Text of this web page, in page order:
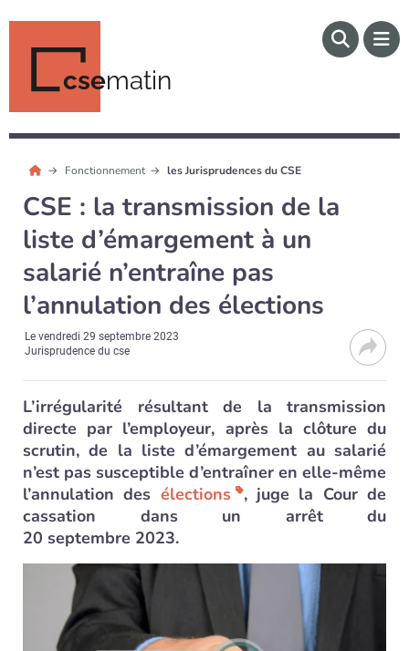
csematin
Fonctionnement les Jurisprudences du CSE
CSE : la transmission de la
liste d’émargement à un
salarié n’entraîne pas
l’annulation des élections
Levendredi 29 septembre 2023
Jurisprudence du cse
L’irrégularité résultant de la transmission
directe par l’employeur, après la clôture du
scrutin, de la liste d’émargement au salarié
n’est pas susceptible d’entraîner en elle-même
l’annulation des élections
, juge la Cour de
cassation dans un arrêt du
20 septembre 2023.